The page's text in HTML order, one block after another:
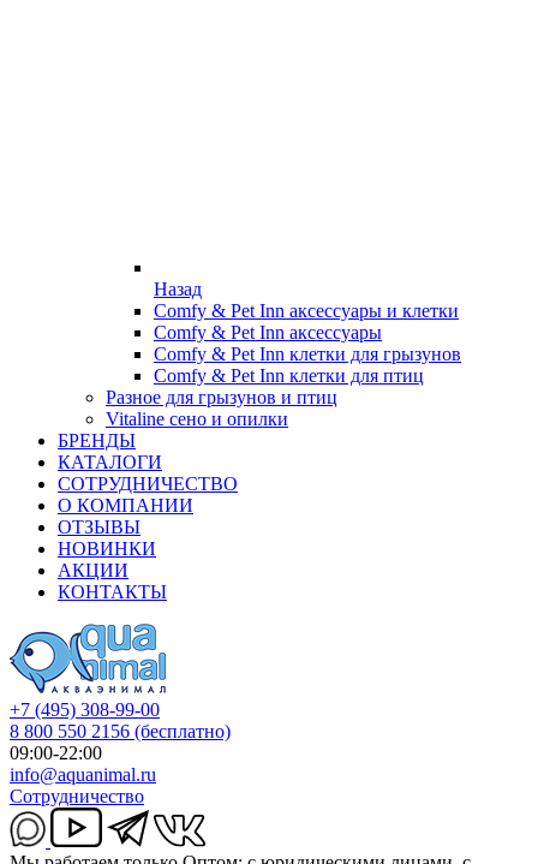
Назад
Comfy & Pet Inn аксессуары и клетки
Comfy & Pet Inn аксессуары
Comfy & Pet Inn клетки для грызунов
Comfy & Pet Inn клетки для птиц
Разное для грызунов и птиц
Vitaline сено и опилки
БРЕНДЫ
КАТАЛОГИ
СОТРУДНИЧЕСТВО
О КОМПАНИИ
ОТЗЫВЫ
НОВИНКИ
АКЦИИ
КОНТАКТЫ
+7 (495) 308-99-00
8 800 550 2156 (бесплатно)
09:00-22:00
info@aquanimal.ru
Сотрудничество